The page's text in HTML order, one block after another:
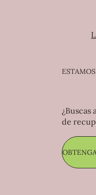
¿Buscas
de